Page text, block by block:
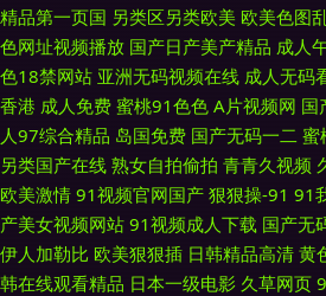
虎性爱av 92视频国产 欧美熟女综合导航 91蝌
精品久 91tv天堂视频 国产第一页啪啪 先锋AV
国产变态另类 91爆艹 久久思精品视频 91丝袜
苺 久草福利在线免费 91草莓影院 国产和日韩
视频导航 四虎东方在线观看网址 AV黑福利
精品第一页国 另类区另类欧美 欧美色图
色网址视频播放 国产日产美产精品 成人
色18禁网站 亚洲无码视频在线 成人无码
香港 成人免费 蜜桃91色色 A片视频网 国
人97综合精品 岛国免费 国产无码一二 蜜
另类国产在线 熟女自拍偷拍 青青久视频
欧美激情 91视频官网国产 狠狠操-91 91
产美女视频网站 91视频成人下载 国产无
伊人加勒比 欧美狠狠插 日韩精品高清 黄
韩在线观看精品 日本一级电影 久草网页